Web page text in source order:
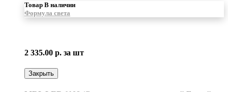
Товар В наличии
Формула света
2 335.00 р. за шт
Закрыть